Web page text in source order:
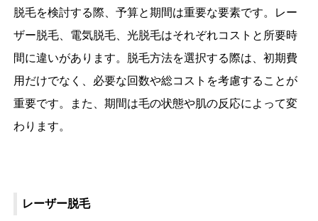
脱毛を検討する際、予算と期間は重要な要素です。レー
ザー脱毛、電気脱毛、光脱毛はそれぞれコストと所要時
間に違いがあります。脱毛方法を選択する際は、初期費
用だけでなく、必要な回数や総コストを考慮することが
重要です。また、期間は毛の状態や肌の反応によって変
わります。
レーザー脱毛